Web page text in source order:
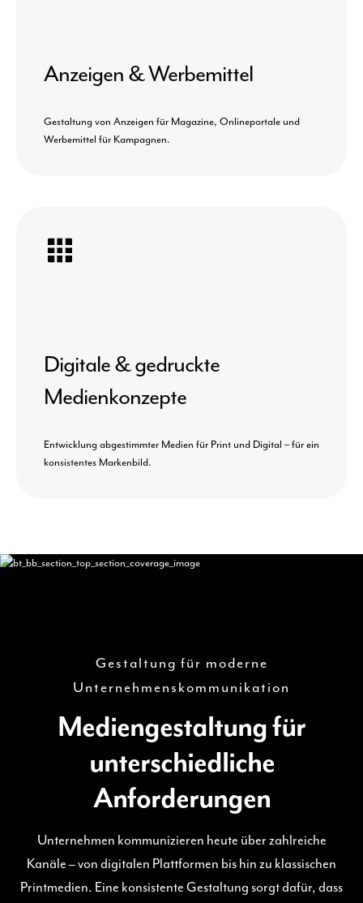
Anzeigen & Werbemittel
Gestaltung von Anzeigen für Magazine, Onlineportale und
Werbemittel für Kampagnen.
Digitale & gedruckte
Medienkonzepte
Entwicklung abgestimmter Medien für Print und Digital – für ein
konsistentes Markenbild.
Gestaltung für moderne
Unternehmenskommunikation
Mediengestaltung für
unterschiedliche
Anforderungen
Unternehmen kommunizieren heute über zahlreiche
Kanäle – von digitalen Plattformen bis hin zu klassischen
Printmedien. Eine konsistente Gestaltung sorgt dafür, dass